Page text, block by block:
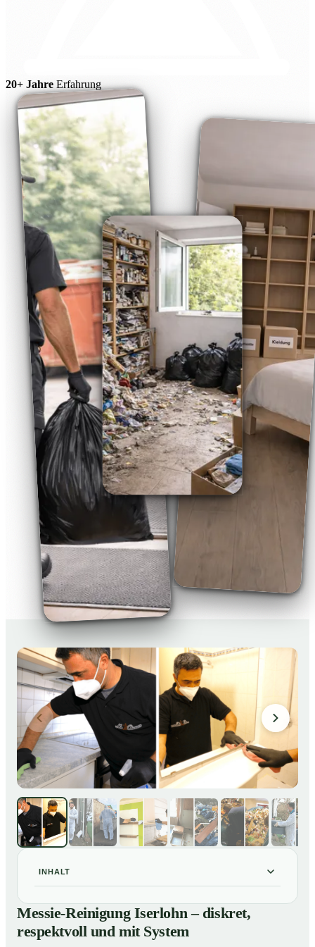
20+ Jahre Erfahrung
INHALT
Messie-Reinigung Iserlohn – diskret, respektvoll und
mit System
Warum professionelle Hilfe bei einer Messie-Wohnung
Messie-Reinigung Iserlohn – diskret,
respektvoll und mit System